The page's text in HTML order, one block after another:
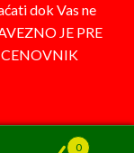
dok Vas ne
JE PRE
CENOVNIK
0